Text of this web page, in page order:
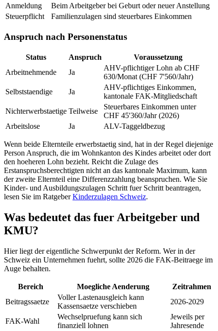
Anmeldung
Beim Arbeitgeber bei Geburt oder neuer Anstellung
Steuerpflicht
Familienzulagen sind steuerbares Einkommen
Anspruch nach Personenstatus
Status Anspruch
Voraussetzung
Arbeitnehmende
Ja
AHV-pflichtiger Lohn ab CHF
630/Monat (CHF 7'560/Jahr)
Selbststaendige
Ja
AHV-pflichtiges Einkommen,
kantonale FAK-Mitgliedschaft
Nichterwerbstaetige Teilweise
Steuerbares Einkommen unter
CHF 45'360/Jahr (2026)
Arbeitslose
Ja ALV-Taggeldbezug
Wenn beide Elternteile erwerbstaetig sind, hat in der Regel diejenige
Person Anspruch, die im Wohnkanton des Kindes arbeitet oder dort
den hoeheren Lohn bezieht. Reicht die Zulage des
Erstanspruchsberechtigten nicht an das kantonale Maximum, kann
der zweite Elternteil eine Differenzzahlung beanspruchen. Wie Sie
Kinder- und Ausbildungszulagen Schritt fuer Schritt beantragen,
lesen Sie im RatgeberKinderzulagen Schweiz.
Was bedeutet das fuer Arbeitgeber und
KMU?
Hier liegt der eigentliche Schwerpunkt der Reform. Wer in der
Schweiz ein Unternehmen fuehrt, sollte 2026 die FAK-Beitraege im
Auge behalten.
Bereich Moegliche Aenderung
Zeitrahmen
Beitragssaetze
Voller Lastenausgleich kann
Kassensaetze verschieben
2026-2029
FAK-Wahl
Wechselpruefung kann sich
finanziell lohnen
Jeweils per
Jahresende